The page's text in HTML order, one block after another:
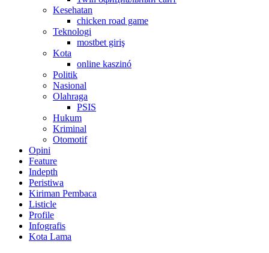
Kesehatan
chicken road game
Teknologi
mostbet giriş
Kota
online kaszinó
Politik
Nasional
Olahraga
PSIS
Hukum
Kriminal
Otomotif
Opini
Feature
Indepth
Peristiwa
Kiriman Pembaca
Listicle
Profile
Infografis
Kota Lama